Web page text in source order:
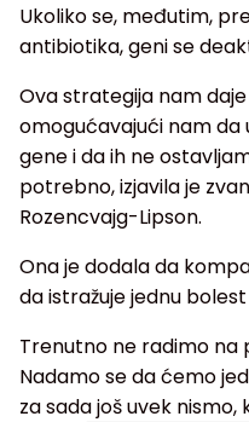
Ukoliko se, međutim,
antibiotika, geni se
Ova strategija nam
omogućavajući nam da
gene i da ih ne
potrebno, izjavila je
Rozencvajg-Lipson.
Ona je dodala da
da istražuje jednu
Trenutno ne radimo na
Nadamo se da ćemo
za sada još uvek nismo,